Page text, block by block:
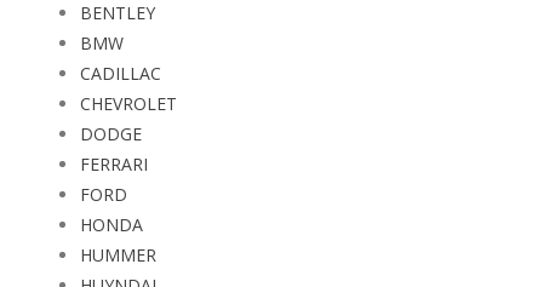
BENTLEY
BMW
CADILLAC
CHEVROLET
DODGE
FERRARI
FORD
HONDA
HUMMER